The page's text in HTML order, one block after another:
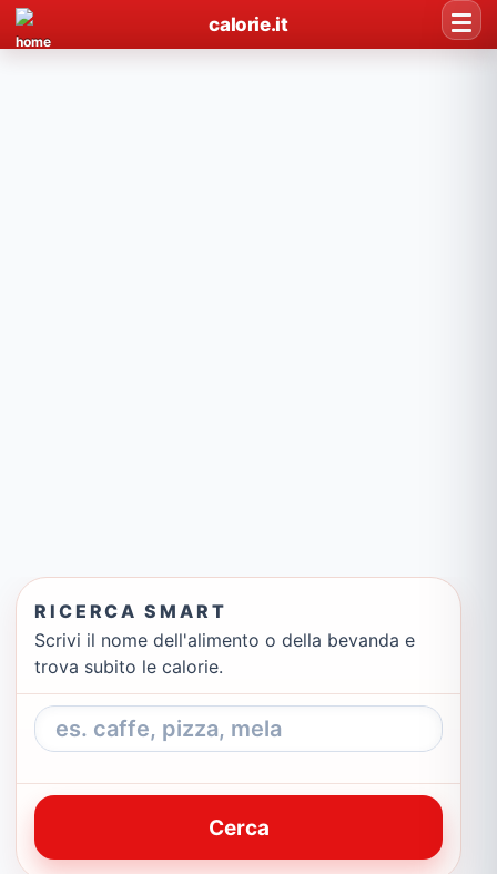
calorie.it
RICERCA SMART
Scrivi il nome dell'alimento o della bevanda e
trova subito le calorie.
Cerca